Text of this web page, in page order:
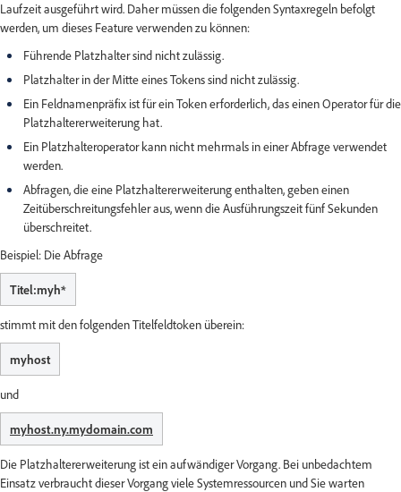
Laufzeit ausgeführt wird. Daher müssen die folgenden Syntaxregeln befolgt
werden, um dieses Feature verwenden zu können:
Führende Platzhalter sind nicht zulässig.
Platzhalter in der Mitte eines Tokens sind nicht zulässig.
Ein Feldnamenpräfix ist für ein Token erforderlich, das einen Operator für die
Platzhaltererweiterung hat.
Ein Platzhalteroperator kann nicht mehrmals in einer Abfrage verwendet
werden.
Abfragen, die eine Platzhaltererweiterung enthalten, geben einen
Zeitüberschreitungsfehler aus, wenn die Ausführungszeit fünf Sekunden
überschreitet.
Beispiel: Die Abfrage
Titel:myh*
stimmt mit den folgenden Titelfeldtoken überein:
myhost
und
myhost.ny.mydomain.com
Die Platzhaltererweiterung ist ein aufwändiger Vorgang. Bei unbedachtem
Einsatz verbraucht dieser Vorgang viele Systemressourcen und Sie warten